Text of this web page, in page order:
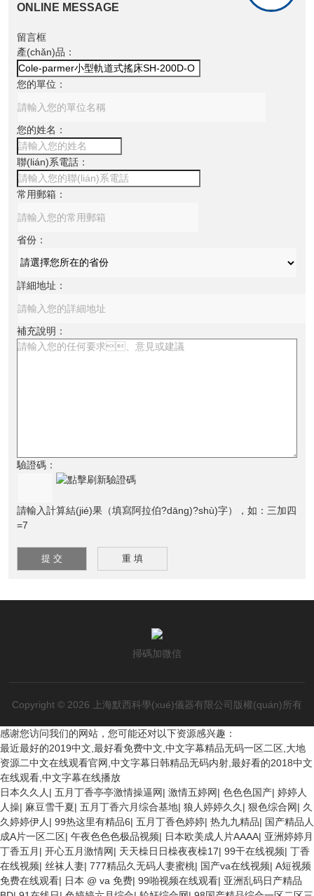
ONLINE MESSAGE
留言框
產(chǎn)品：
您的單位：
您的姓名：
聯(lián)系電話：
常用郵箱：
省份：
詳細地址：
補充說明：
驗證碼：
請輸入計算結(jié)果（填寫阿拉伯?dāng)?shù)字），如：三加四
=7
掃碼加微信
Copyright © 2026 上海默西科學(xué)儀器有限公司版權(quán)所有
感谢您访问我们的网站，您可能还对以下资源感兴趣：
最近最好的2019中文,最好看免费中文,中文字幕精品无码一区二区,大地
资源二中文在线观看官网,中文字幕日韩精品无码内射,最好看的2018中文
在线观看,中文字幕在线播放
日本久久人 | 五月丁香亭亭激情操逼网| 激情五婷网| 色色色国产| 婷婷人
人操| 麻豆雪千夏| 五月丁香六月综合基地| 狼人婷婷久久 | 狠色综合网| 久
久婷婷伊人 | 99热这里有精品6| 五月丁香色婷婷| 热九九精品| 国产精品人
成A片一区二区| 午夜色色色极品视频| 日本欧美成人片AAAA| 亚洲婷婷月
丁香五月 | 开心五月激情网| 天天橾日日橾夜夜橾17| 99干在线视频| 丁香
在线视频| 丝袜人妻| 777精品久无码人妻蜜桃| 国产va在线视频| A短视频
免费在线观看| 日本 @ va 免费| 99啪视频在线观看| 亚洲乱码日产精品